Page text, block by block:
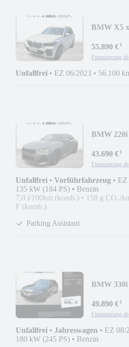
BMW X5
55.890 €¹
Finanzierung ab
Unfallfrei • EZ 06/2023 • 56.100
BMW
43.690 €¹
Finanzierung ab
Unfallfrei • Vorführfahrzeug • EZ
135 kW (184 PS) • Benzin
7,0 l/100km (komb.) • 158 g CO₂/
F (komb.)
Parking Assistant
BMW
49.890 €¹
Finanzierung ab
Unfallfrei • Jahreswagen • EZ 08/
180 kW (245 PS) • Benzin